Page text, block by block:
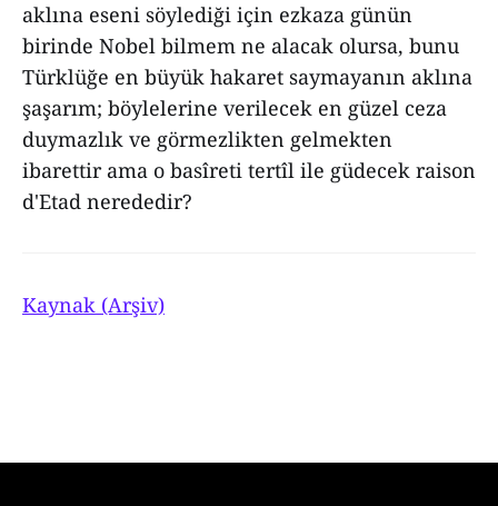
aklına eseni söylediği için ezkaza günün
birinde Nobel bilmem ne alacak olursa, bunu
Türklüğe en büyük hakaret saymayanın aklına
şaşarım; böylelerine verilecek en güzel ceza
duymazlık ve görmezlikten gelmekten
ibarettir ama o basîreti tertîl ile güdecek raison
d'Etad nerededir?
Kaynak (Arşiv)